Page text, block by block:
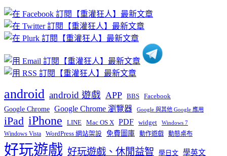
章
分
類
android android 遊戲 APP BBS Facebook
Google Chrome Google Chrome 瀏覽器 Google 與其他 Google 應用
iPad iPhone LINE Mac OS X PDF widget Windows 7
Windows Vista WordPress 網站架設 免費圖庫 動作遊戲 動態桌布
好玩遊戲 好玩遊戲、休閒益智 學日文 學英文